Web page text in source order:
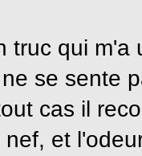
truc qui m'a
se sente
cas il
et